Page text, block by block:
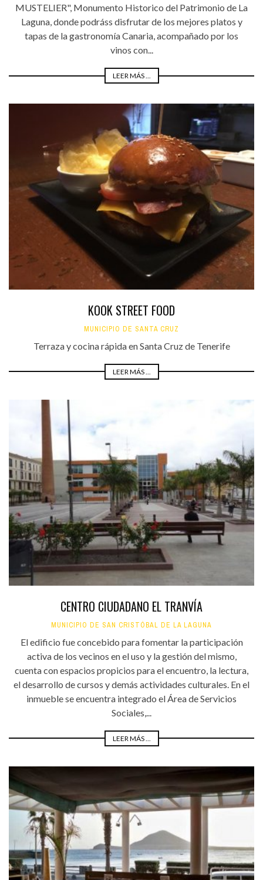
MUSTELIER", Monumento Historico del Patrimonio de La
Laguna, donde podráss disfrutar de los mejores platos y
tapas de la gastronomía Canaria, acompañado por los
vinos con...
LEER MÁS ...
KOOK STREET FOOD
MUNICIPIO DE SANTA CRUZ
Terraza y cocina rápida en Santa Cruz de Tenerife
LEER MÁS ...
CENTRO CIUDADANO EL TRANVÍA
MUNICIPIO DE SAN CRISTÓBAL DE LA LAGUNA
El edificio fue concebido para fomentar la participación
activa de los vecinos en el uso y la gestión del mismo,
cuenta con espacios propicios para el encuentro, la lectura,
el desarrollo de cursos y demás actividades culturales. En el
inmueble se encuentra integrado el Área de Servicios
Sociales,...
LEER MÁS ...